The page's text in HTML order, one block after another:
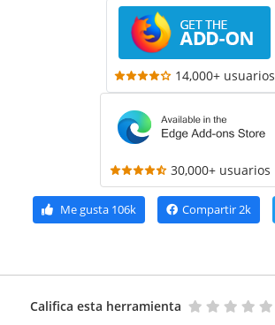
14,000+ usuarios
30,000+ usuarios
Me gusta106k Compartir2k
Califica esta herramienta